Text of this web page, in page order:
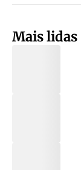
Mais lidas